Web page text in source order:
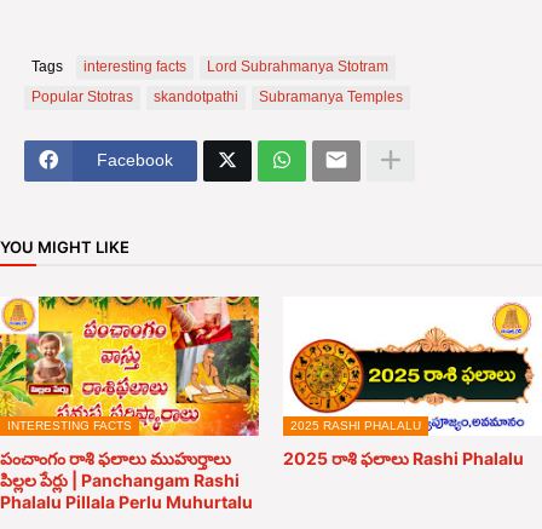
Tags interesting facts
Lord Subrahmanya Stotram
Popular Stotras
skandotpathi Subramanya Temples
Facebook
YOU MIGHT LIKE
INTERESTING FACTS
పంచాంగం రాశి ఫలాలు ముహుర్తాలు
పిల్లల పేర్లు | Panchangam Rashi
Phalalu Pillala Perlu Muhurtalu
2025 RASHI PHALALU
2025 రాశి ఫలాలు Rashi Phalalu